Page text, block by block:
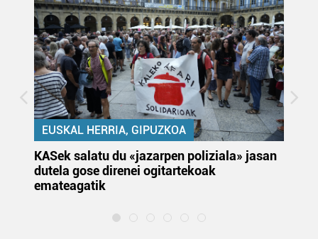
EUSKAL HERRIA, GIPUZKOA
KASek salatu du «jazarpen poliziala» jasan
dutela gose direnei ogitartekoak
emateagatik